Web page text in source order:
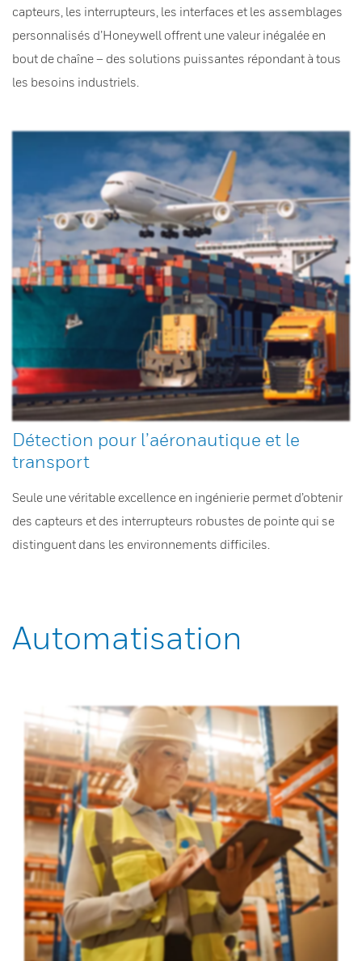
capteurs, les interrupteurs, les interfaces et les assemblages
personnalisés d’Honeywell offrent une valeur inégalée en
bout de chaîne – des solutions puissantes répondant à tous
les besoins industriels.
Détection pour l’aéronautique et le
transport
Seule une véritable excellence en ingénierie permet d’obtenir
des capteurs et des interrupteurs robustes de pointe qui se
distinguent dans les environnements difficiles.
Automatisation